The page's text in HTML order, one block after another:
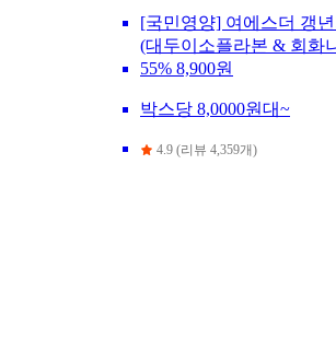
[국민영양] 여에스더 갱
(대두이소플라본 & 회화
55% 8,900원
박스당 8,0000원대~
4.9 (리뷰 4,359개)